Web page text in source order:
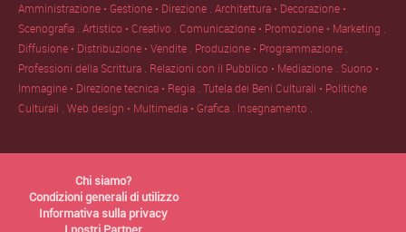
Amministrazione • Gestione • Direzione .Architettura • Decorazione •
Scenografia .Artistico • Creativo .Comunicazione • Promozione • Marketing .
Diffusione • Distribuzione • Vendite . Produzione • Programmazione .
Professioni della Scrittura . Relazioni con il Pubblico • Mediazione . Suono •
Immagine • Direzione tecnica • Regia .Tutela dei Beni Culturali • Politiche
Culturali .Web design • Multimedia • Grafica . Insegnamento .
Chi siamo?
Condizioni generali di utilizzo
Informativa sulla privacy